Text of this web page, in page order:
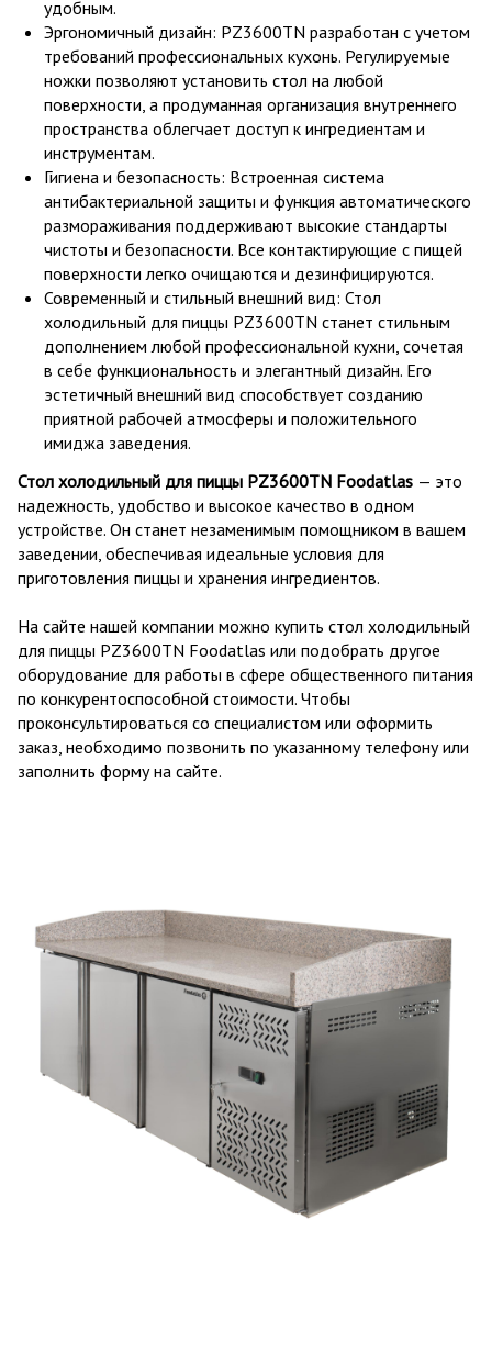
удобным.
Эргономичный дизайн: PZ3600TN разработан с учетом
требований профессиональных кухонь. Регулируемые
ножки позволяют установить стол на любой
поверхности, а продуманная организация внутреннего
пространства облегчает доступ к ингредиентам и
инструментам.
Гигиена и безопасность: Встроенная система
антибактериальной защиты и функция автоматического
размораживания поддерживают высокие стандарты
чистоты и безопасности. Все контактирующие с пищей
поверхности легко очищаются и дезинфицируются.
Современный и стильный внешний вид: Стол
холодильный для пиццы PZ3600TN станет стильным
дополнением любой профессиональной кухни, сочетая
в себе функциональность и элегантный дизайн. Его
эстетичный внешний вид способствует созданию
приятной рабочей атмосферы и положительного
имиджа заведения.
Стол холодильный для пиццы PZ3600TN Foodatlas — это
надежность, удобство и высокое качество в одном
устройстве. Он станет незаменимым помощником в вашем
заведении, обеспечивая идеальные условия для
приготовления пиццы и хранения ингредиентов.
На сайте нашей компании можно купить стол холодильный
для пиццы PZ3600TN Foodatlas или подобрать другое
оборудование для работы в сфере общественного питания
по конкурентоспособной стоимости. Чтобы
проконсультироваться со специалистом или оформить
заказ, необходимо позвонить по указанному телефону или
заполнить форму на сайте.